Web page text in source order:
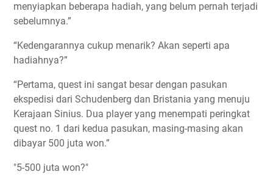
menyiapkan beberapa hadiah, yang belum pernah terjadi
sebelumnya.”
“Kedengarannya cukup menarik? Akan seperti apa
hadiahnya?”
“Pertama, quest ini sangat besar dengan pasukan
ekspedisi dari Schudenberg dan Bristania yang menuju
Kerajaan Sinius. Dua player yang menempati peringkat
quest no. 1 dari kedua pasukan, masing-masing akan
dibayar 500 juta won.”
"5-500 juta won?"